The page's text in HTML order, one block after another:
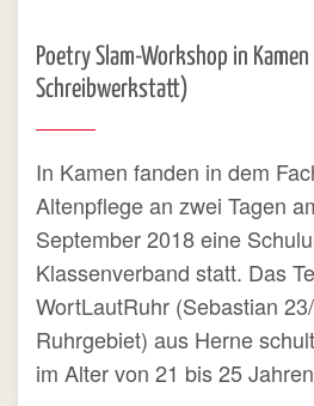
Poetry Slam-Workshop in
Schreibwerkstatt)
In Kamen fanden in dem
Altenpflege an zwei Tagen
September 2018 eine
Klassenverband statt. Das
WortLautRuhr (Sebastian
Ruhrgebiet) aus Herne
im Alter von 21 bis 25